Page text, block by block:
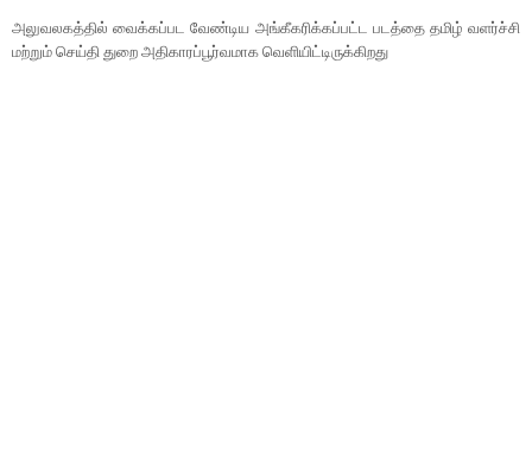
அலுவலகத்தில் வைக்கப்பட வேண்டிய அங்கீகரிக்கப்பட்ட படத்தை தமிழ் வளர்ச்சி
மற்றும் செய்தி துறை அதிகாரப்பூர்வமாக வெளியிட்டிருக்கிறது